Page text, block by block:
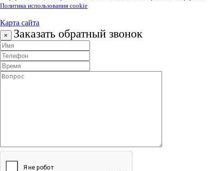
Политика использования cookie
Карта сайта
× Заказать обратный звонок